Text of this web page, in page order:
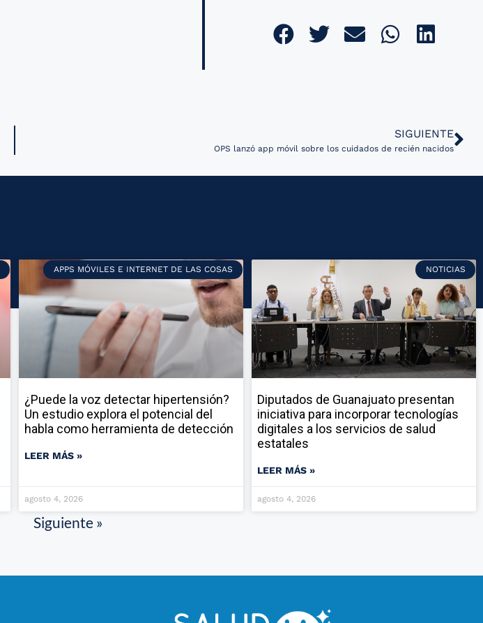
SIGUIENTE
OPS lanzó app móvil sobre los cuidados de recién nacidos
APPS MÓVILES E INTERNET DE LAS COSAS
¿Puede la voz detectar hipertensión?
Un estudio explora el potencial del
habla como herramienta de detección
LEER MÁS »
agosto 4, 2026
NOTICIAS
Diputados de Guanajuato presentan
iniciativa para incorporar tecnologías
digitales a los servicios de salud
estatales
LEER MÁS »
agosto 4, 2026
Siguiente »